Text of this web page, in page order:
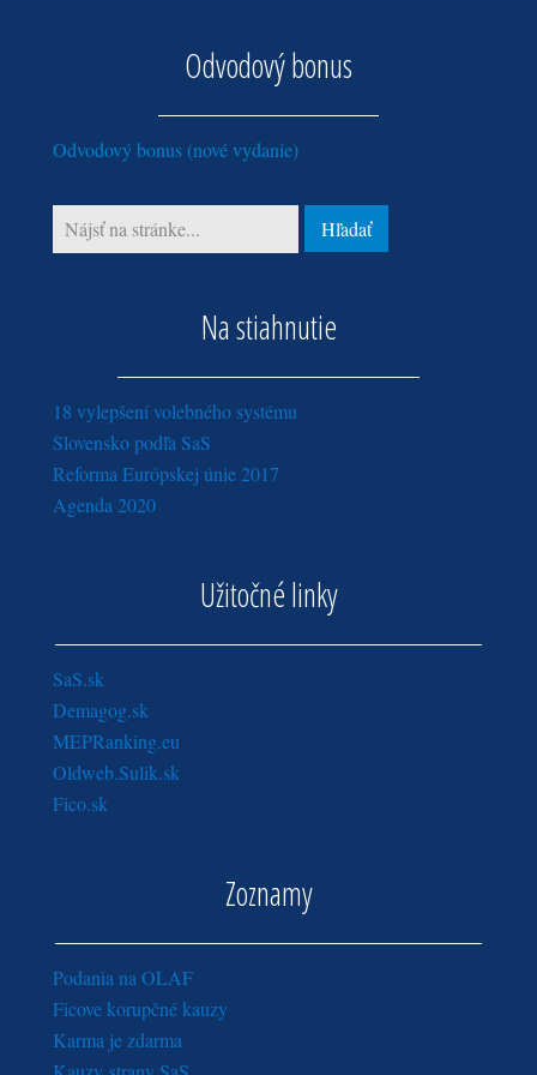
február (10)
Odvodový bonus
Odvodový bonus (nové vydanie)
Na stiahnutie
18 vylepšení volebného systému
Slovensko podľa SaS
Reforma Európskej únie 2017
Agenda 2020
Užitočné linky
SaS.sk
Demagog.sk
MEPRanking.eu
Oldweb.Sulik.sk
Fico.sk
Zoznamy
Podania na OLAF
Ficove korupčné kauzy
Karma je zdarma